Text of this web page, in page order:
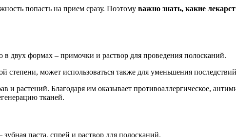
попасть на прием сразу. Поэтому важно знать, какие
в двух формах – примочки и раствор для проведения полосканий.
степени, может использоваться также для уменьшения
и растений. Благодаря им оказывает противоаллергическое,
тканей.
паста, спрей и раствор для полосканий.